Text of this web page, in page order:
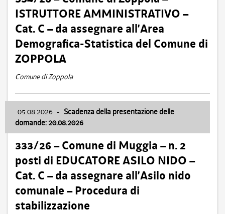
ISTRUTTORE AMMINISTRATIVO –
Cat. C – da assegnare all’Area
Demografica-Statistica del Comune di
ZOPPOLA
Comune di Zoppola
05.08.2026 - Scadenza della presentazione delle
domande: 20.08.2026
333/26 – Comune di Muggia – n. 2
posti di EDUCATORE ASILO NIDO –
Cat. C – da assegnare all’Asilo nido
comunale – Procedura di
stabilizzazione